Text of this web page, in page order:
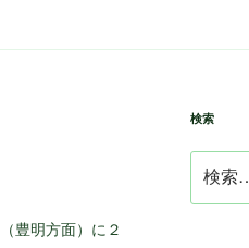
豊明方面）に２
検索
索: